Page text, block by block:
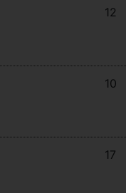
12
10
17